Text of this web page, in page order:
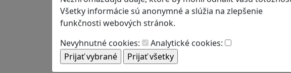
Všetky informácie sú anonymné a slúžia na zlepšenie
funkčnosti webových stránok.
Nevyhnutné cookies:
Analytické cookies: